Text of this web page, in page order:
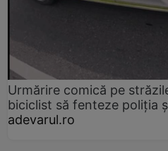
Urmărire comică pe
biciclist să fenteze poliția
adevarul.ro